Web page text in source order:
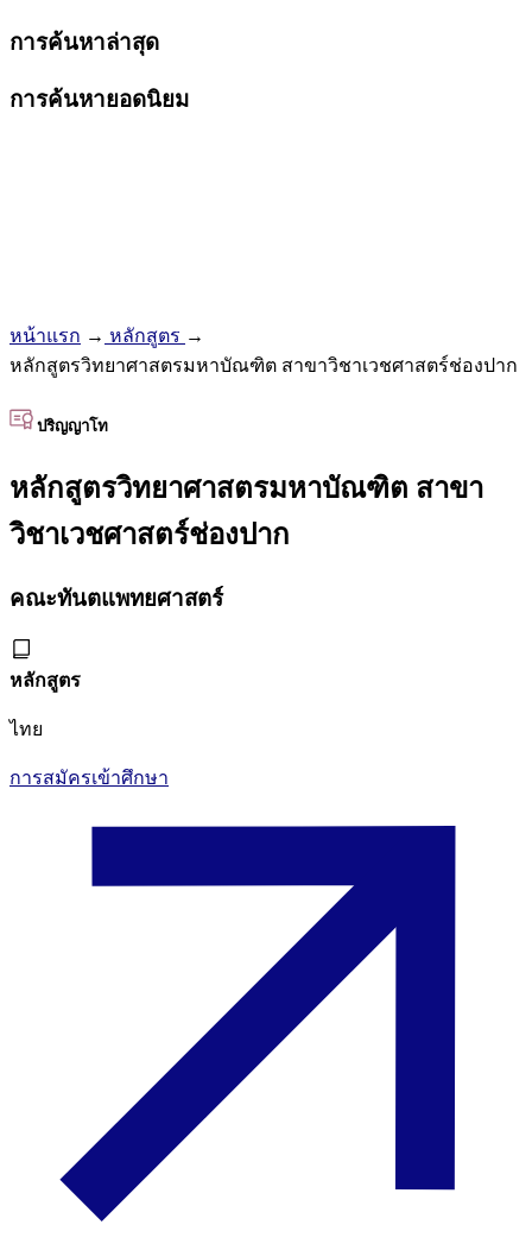
การค้นหาล่าสุด
การค้นหายอดนิยม
หน้าแรก → หลักสูตร →
หลักสูตรวิทยาศาสตรมหาบัณฑิต สาขาวิชาเวชศาสตร์ช่องปาก
ปริญญาโท
หลักสูตรวิทยาศาสตรมหาบัณฑิต สาขา
วิชาเวชศาสตร์ช่องปาก
คณะทันตแพทยศาสตร์
หลักสูตร
ไทย
การสมัครเข้าศึกษา